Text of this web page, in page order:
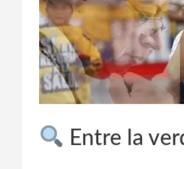
Entre la